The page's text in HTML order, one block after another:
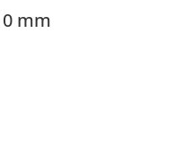
mm